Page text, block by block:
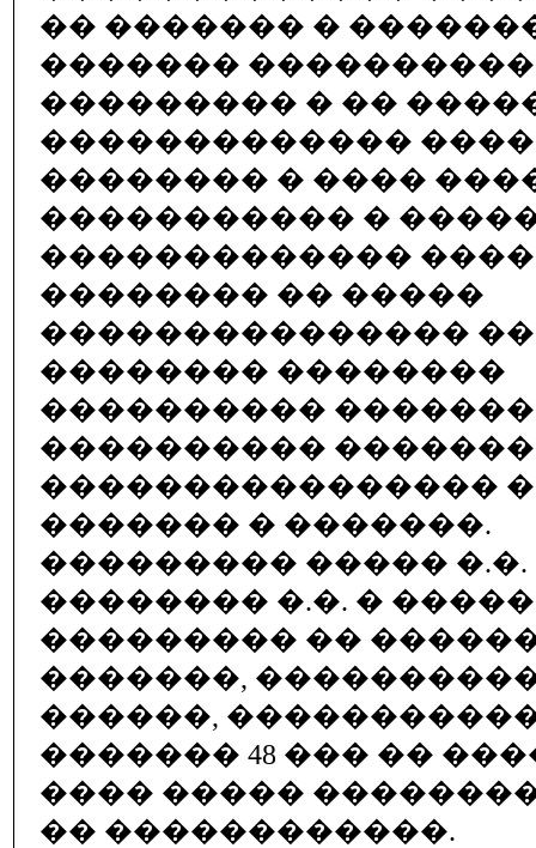
�� ������� �
������� ����������
��������� � ��
������������� ����
�������� � ����
����������� �
�������������
�������� �� �����
���������������
�������� ��������
����������
����������
����������������
������� � �������.
��������� ����� �.�.
�������� �.�. �
��������� ��
�������,
������,
������� 48 ��� ��
���� �����
�� ������������.